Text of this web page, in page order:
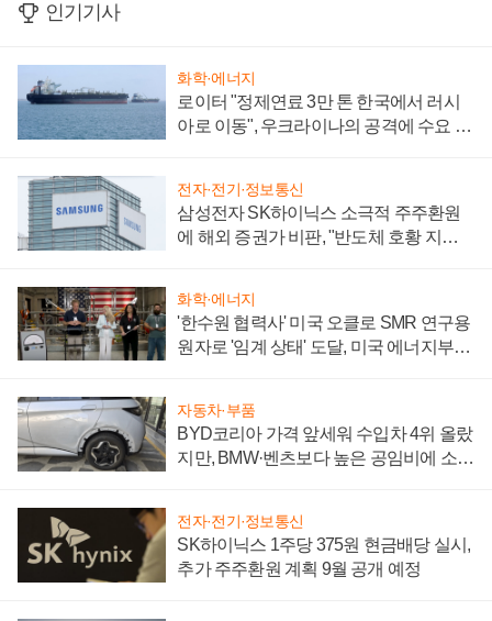
인기기사
화학·에너지
로이터 "정제연료 3만 톤 한국에서 러시
아로 이동", 우크라이나의 공격에 수요 늘
전자·전기·정보통신
삼성전자 SK하이닉스 소극적 주주환원
에 해외 증권가 비판, "반도체 호황 지속
화학·에너지
'한수원 협력사' 미국 오클로 SMR 연구용
원자로 '임계 상태' 도달, 미국 에너지부
자동차·부품
BYD코리아 가격 앞세워 수입차 4위 올랐
지만, BMW·벤츠보다 높은 공임비에 소비
전자·전기·정보통신
SK하이닉스 1주당 375원 현금배당 실시,
추가 주주환원 계획 9월 공개 예정